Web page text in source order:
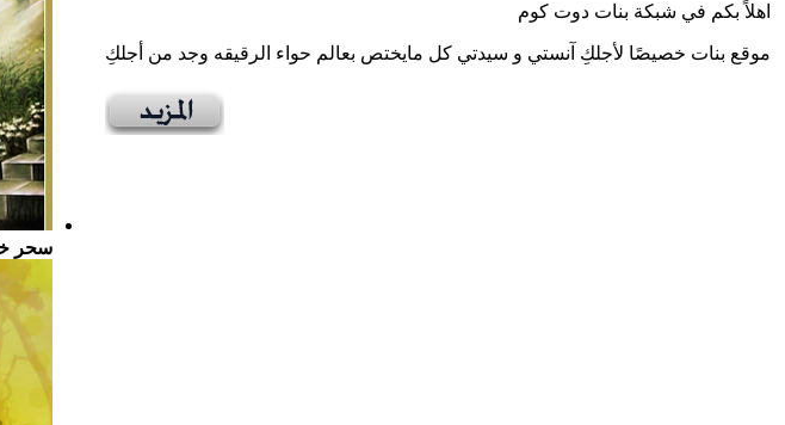
اهلاً بكم في شبكة بنات دوت كوم
موقع بنات خصيصًا لأجلكِ آنستي و سيدتي كل مايختص بعالم حواء الرقيقه وجد من أجلكِ
سحر